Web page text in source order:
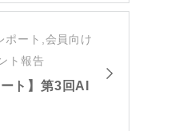
ポート,会員向け
ト報告
ト】第3回AI